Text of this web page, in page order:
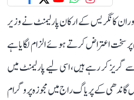
کانگریس کے ارکان پارلیمنٹ نے وزیر
سخت اعتراض کرتے ہوئے الزام لگایا ہے
گریز کر رہے ہیں، اسی لیے پارلیمنٹ میں
گاندھی کے پریاگ راج میں مجوزہ پروگرام